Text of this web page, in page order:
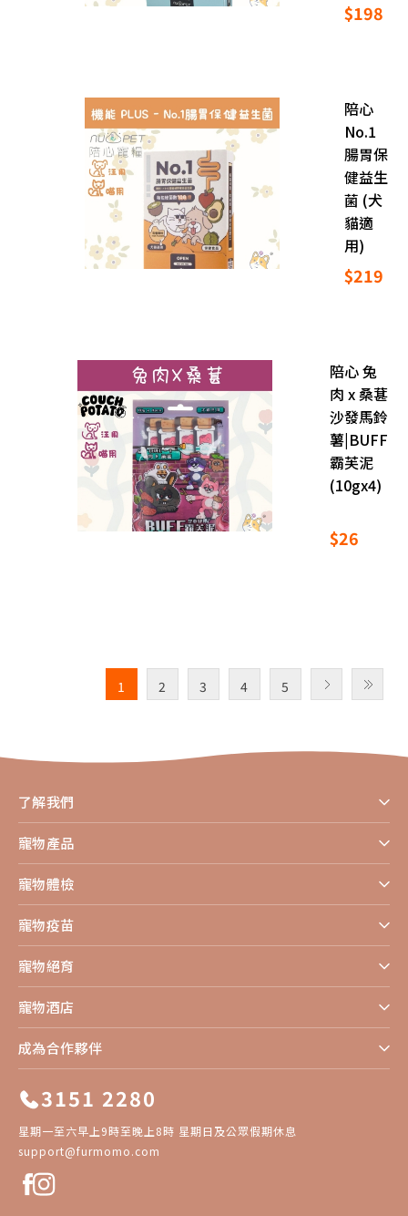
$198
陪心
No.1
腸胃保
健益生
菌 (犬
貓適
用)
$219
陪心 兔
肉 x 桑葚
沙發馬鈴
薯|BUFF
霸芙泥
(10gx4)
$26
1 2 3 4 5
了解我們
寵物產品
寵物體檢
寵物疫苗
寵物絕育
寵物酒店
成為合作夥伴
3151 2280
星期一至六早上9時至晚上8時 星期日及公眾假期休息
support@furmomo.com